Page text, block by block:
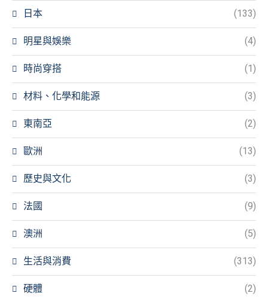
日本 (133)
明星與娛樂 (4)
時尚穿搭 (1)
材料、化學和能源 (3)
東南亞 (2)
歐洲 (13)
歷史與文化 (3)
法國 (9)
澳洲 (5)
生活與消費 (313)
硬體 (2)